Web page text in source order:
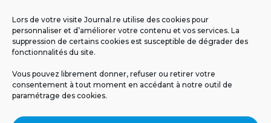
Lors de votre visite Journal.re utilise des cookies pour
personnaliser et d’améliorer votre contenu et vos services. La
suppression de certains cookies est susceptible de dégrader des
fonctionnalités du site.
Vous pouvez librement donner, refuser ou retirer votre
consentement à tout moment en accédant à notre outil de
paramétrage des cookies.
météorologique